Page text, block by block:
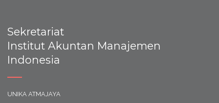
Sekretariat
Institut Akuntan Manajemen
Indonesia
UNIKA ATMAJAYA